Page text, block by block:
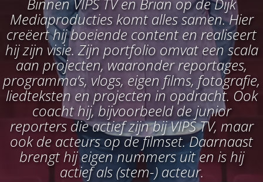
Mediaproducties komt alles samen. Hier
creëert hij boeiende content en realiseert
hij zijn visie. Zijn portfolio omvat een scala
aan projecten, waaronder reportages,
programma’s, vlogs, eigen films, fotografie,
liedteksten en projecten in opdracht. Ook
coacht hij, bijvoorbeeld de junior
reporters die actief zijn bij VIPS TV, maar
ook de acteurs op de filmset. Daarnaast
brengt hij eigen nummers uit en is hij
actief als (stem-) acteur.